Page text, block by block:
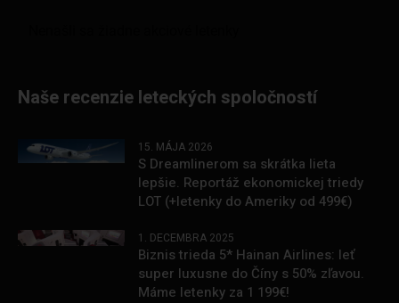
Naše recenzie leteckých spoločností
15. MÁJA 2026
S Dreamlinerom sa skrátka lieta
lepšie. Reportáž ekonomickej triedy
LOT (+letenky do Ameriky od 499€)
1. DECEMBRA 2025
Biznis trieda 5* Hainan Airlines: leť
super luxusne do Číny s 50% zľavou.
Máme letenky za 1 199€!